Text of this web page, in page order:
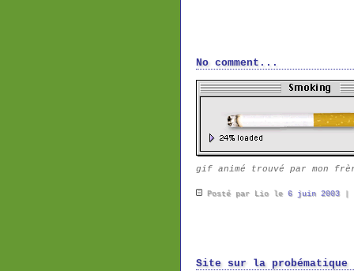
No comment...
gif animé trouvé par mon
Posté par Lio le 6 juin 2003|
Site sur la